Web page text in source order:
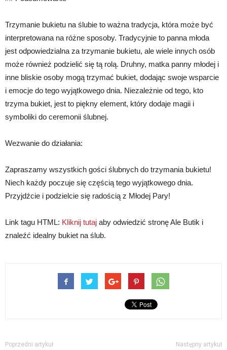
Trzymanie bukietu na ślubie to ważna tradycja, która może być
interpretowana na różne sposoby. Tradycyjnie to panna młoda
jest odpowiedzialna za trzymanie bukietu, ale wiele innych osób
może również podzielić się tą rolą. Druhny, matka panny młodej i
inne bliskie osoby mogą trzymać bukiet, dodając swoje wsparcie
i emocje do tego wyjątkowego dnia. Niezależnie od tego, kto
trzyma bukiet, jest to piękny element, który dodaje magii i
symboliki do ceremonii ślubnej.
Wezwanie do działania:
Zapraszamy wszystkich gości ślubnych do trzymania bukietu!
Niech każdy poczuje się częścią tego wyjątkowego dnia.
Przyjdźcie i podzielcie się radością z Młodej Pary!
Link tagu HTML: Kliknij tutaj aby odwiedzić stronę Ale Butik i
znaleźć idealny bukiet na ślub.
Poprzedni artykuł Następny artykuł